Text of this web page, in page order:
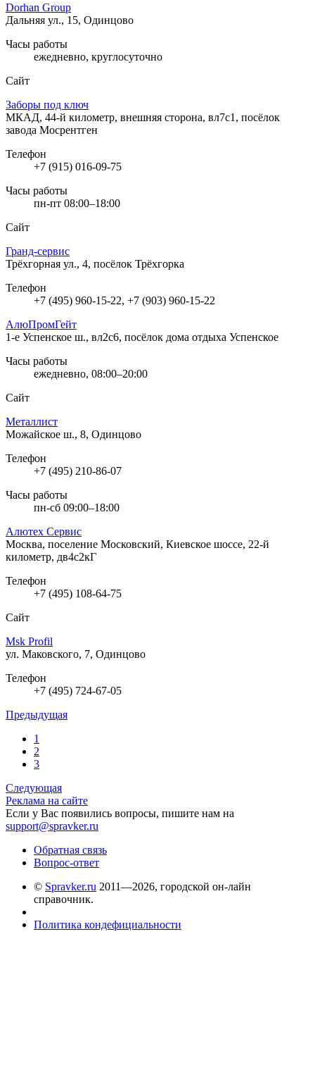
Dorhan Group
Дальняя ул., 15, Одинцово
Часы работы
ежедневно, круглосуточно
Сайт
Заборы под ключ
МКАД, 44-й километр, внешняя сторона, вл7с1, посёлок
завода Мосрентген
Телефон
+7 (915) 016-09-75
Часы работы
пн-пт 08:00–18:00
Сайт
Гранд-сервис
Трёхгорная ул., 4, посёлок Трёхгорка
Телефон
+7 (495) 960-15-22, +7 (903) 960-15-22
АлюПромГейт
1-е Успенское ш., вл2с6, посёлок дома отдыха Успенское
Часы работы
ежедневно, 08:00–20:00
Сайт
Металлист
Можайское ш., 8, Одинцово
Телефон
+7 (495) 210-86-07
Часы работы
пн-сб 09:00–18:00
Алютех Сервис
Москва, поселение Московский, Киевское шоссе, 22-й
километр, дв4с2кГ
Телефон
+7 (495) 108-64-75
Сайт
Msk Profil
ул. Маковского, 7, Одинцово
Телефон
+7 (495) 724-67-05
Предыдущая
1
2
3
Следующая
Реклама на сайте
Если у Вас появились вопросы, пишите нам на
support@spravker.ru
Обратная связь
Вопрос-ответ
© Spravker.ru 2011—2026, городской он-лайн
справочник.
Политика кондефициальности